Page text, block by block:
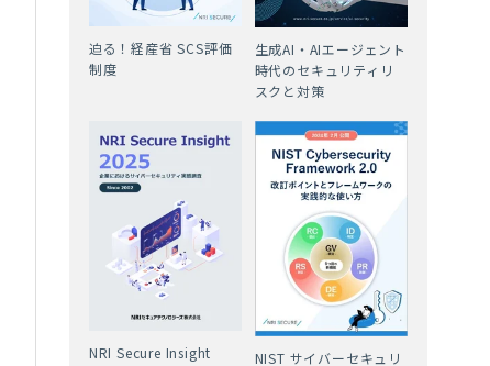
迫る！経産省 SCS評価
制度
生成AI・AIエージェント
時代のセキュリティリ
スクと対策
NRI Secure Insight
NIST サイバーセキュリ